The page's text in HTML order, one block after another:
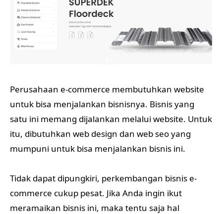
Perusahaan e-commerce membutuhkan website
untuk bisa menjalankan bisnisnya. Bisnis yang
satu ini memang dijalankan melalui website. Untuk
itu, dibutuhkan web design dan web seo yang
mumpuni untuk bisa menjalankan bisnis ini.
Tidak dapat dipungkiri, perkembangan bisnis e-
commerce cukup pesat. Jika Anda ingin ikut
meramaikan bisnis ini, maka tentu saja hal